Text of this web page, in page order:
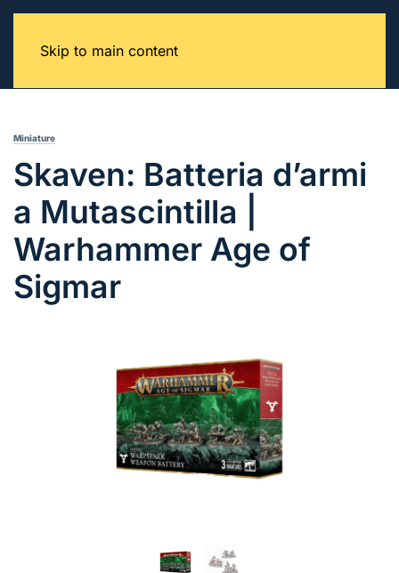
Skip to main content
Miniature
Skaven: Batteria d’armi
a Mutascintilla |
Warhammer Age of
Sigmar